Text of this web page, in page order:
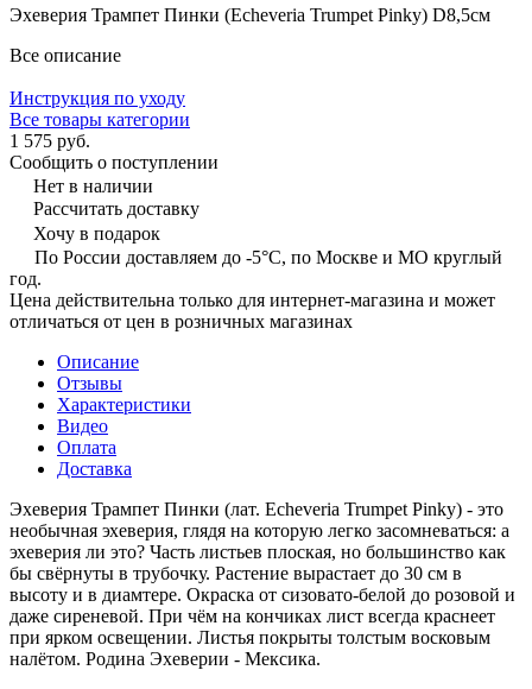
Эхеверия Трампет Пинки (Echeveria Trumpet Pinky) D8,5см
Все описание
Инструкция по уходу
Все товары категории
1 575 руб.
Сообщить о поступлении
Нет в наличии
Рассчитать доставку
Хочу в подарок
По России доставляем до -5°C, по Москве и МО круглый
год.
Цена действительна только для интернет-магазина и может
отличаться от цен в розничных магазинах
Описание
Отзывы
Характеристики
Видео
Оплата
Доставка
Эхеверия Трампет Пинки (лат. Echeveria Trumpet Pinky) - это
необычная эхеверия, глядя на которую легко засомневаться: а
эхеверия ли это? Часть листьев плоская, но большинство как
бы свёрнуты в трубочку. Растение вырастает до 30 см в
высоту и в диамтере. Окраска от сизовато-белой до розовой и
даже сиреневой. При чём на кончиках лист всегда краснеет
при ярком освещении. Листья покрыты толстым восковым
налётом. Родина Эхеверии - Мексика.